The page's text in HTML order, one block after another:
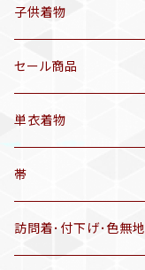
セオα 着物(5〜9月頃)
三分紐
帯揚げ
羽織
半幅帯
アンティーク着物
リサイクル着物
子供着物
セール商品
単衣着物
アンティーク着物
リサイクル着物
帯
リサイクル帯
訪問着･付下げ･色無地